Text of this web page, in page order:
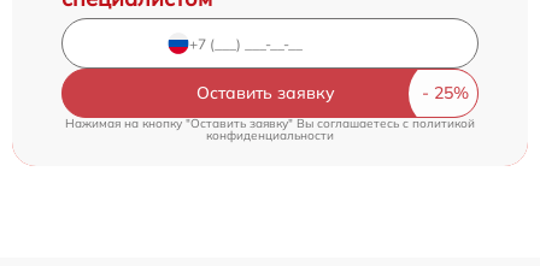
Оставить заявку
Нажимая на кнопку "Оставить заявку" Вы соглашаетесь c политикой
конфиденциальности